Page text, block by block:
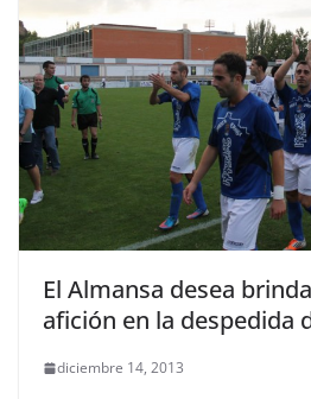
El Almansa desea
afición en la despedida
diciembre 14, 2013